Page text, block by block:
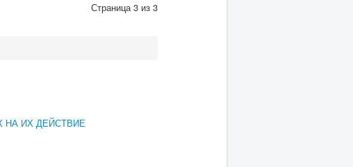
Страница 3 из 3
ИХ ДЕЙСТВИЕ